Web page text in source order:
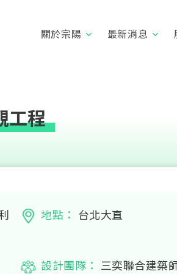
關於宗陽 最新消息
工程
地點： 台北大直
設計團隊： 三奕聯合建築